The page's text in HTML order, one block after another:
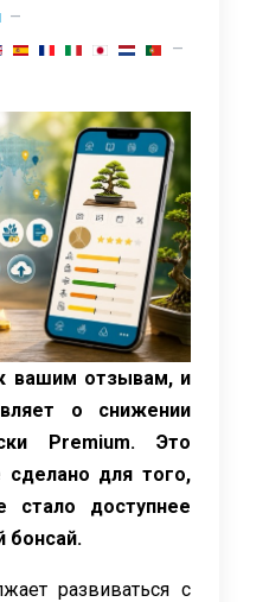
вашим отзывам, и
о снижении
Premium. Это
для того,
стало доступнее
бонсай.
развиваться с